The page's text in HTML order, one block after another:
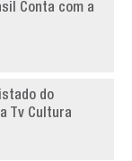
Conta com a
do
Tv Cultura